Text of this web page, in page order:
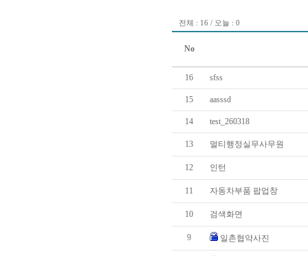
전체 : 16 / 오늘 : 0
No
16 sfss
15 aasssd
14 test_260318
13 멀티행정실무사무원
12 인턴
11 자동차부품 팝업창
10 검색화면
9 일촌협약사진